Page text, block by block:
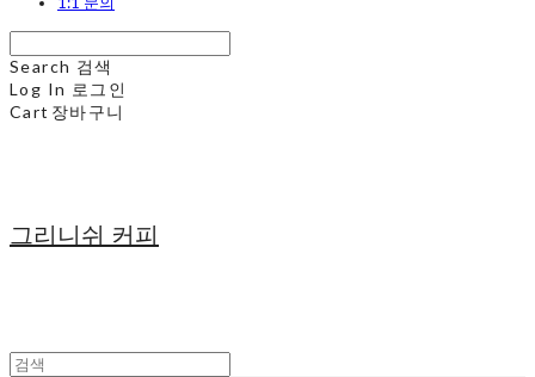
Search 검색
Log In 로그인
Cart 장바구니
그리니쉬 커피